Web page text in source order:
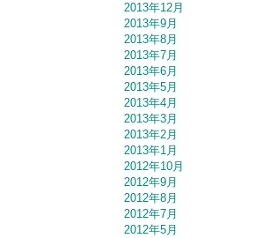
2013年12月
2013年9月
2013年8月
2013年7月
2013年6月
2013年5月
2013年4月
2013年3月
2013年2月
2013年1月
2012年10月
2012年9月
2012年8月
2012年7月
2012年5月